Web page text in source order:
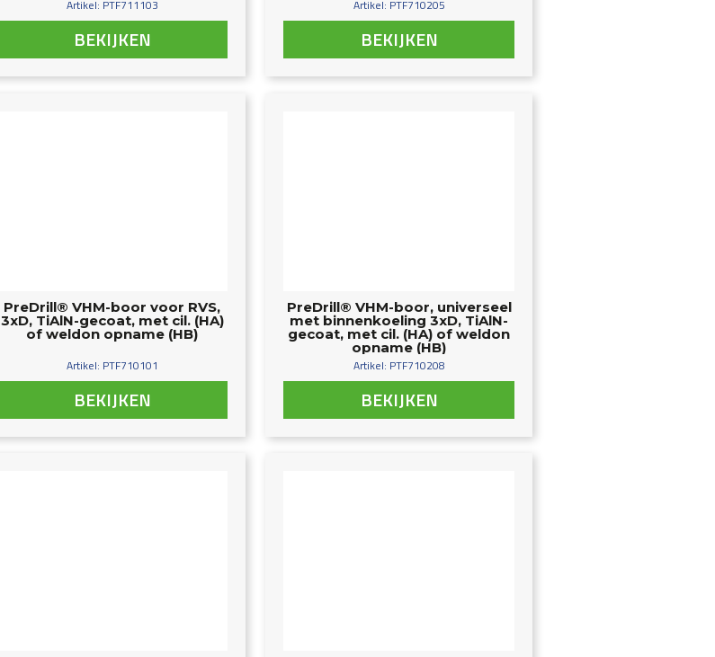
Artikel: PTF711103
BEKIJKEN
Artikel: PTF710205
BEKIJKEN
PreDrill® VHM-boor voor RVS,
3xD, TiAlN-gecoat, met cil. (HA)
of weldon opname (HB)
Artikel: PTF710101
BEKIJKEN
PreDrill® VHM-boor, universeel
met binnenkoeling 3xD, TiAlN-
gecoat, met cil. (HA) of weldon
opname (HB)
Artikel: PTF710208
BEKIJKEN